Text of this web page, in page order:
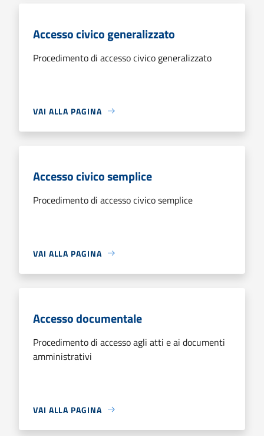
Accesso civico generalizzato
Procedimento di accesso civico generalizzato
VAI ALLA PAGINA
Accesso civico semplice
Procedimento di accesso civico semplice
VAI ALLA PAGINA
Accesso documentale
Procedimento di accesso agli atti e ai documenti
amministrativi
VAI ALLA PAGINA